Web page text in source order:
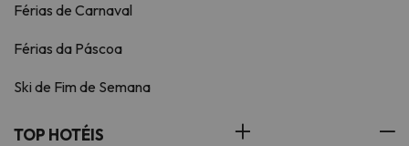
Férias de Carnaval
Férias da Páscoa
Ski de Fim de Semana
TOP HOTÉIS